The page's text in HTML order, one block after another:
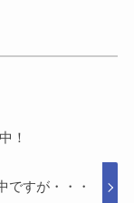
！
ですが・・・